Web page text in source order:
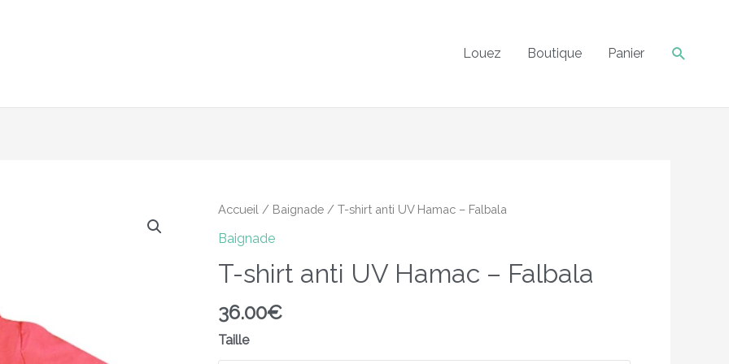
Louez Boutique Panier
Accueil / Baignade / T-shirt anti UV Hamac – Falbala
Baignade
T-shirt anti UV Hamac – Falbala
36.00€
Taille
quantité
de
shirt
UV
Hamac
-